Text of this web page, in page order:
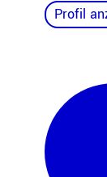
Profil